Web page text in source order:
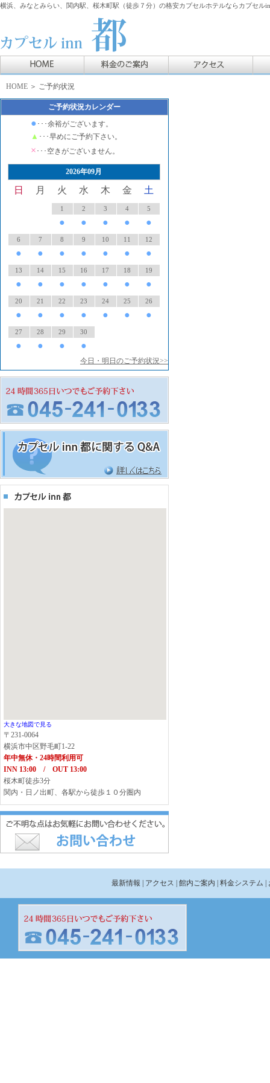
横浜、みなとみらい、関内駅、桜木町駅（徒歩７分）の格安カプセルホテルならカプセル
HOME ＞ ご予約状況
ご予約状況カレンダー
● ･･･余裕がございます。
▲ ･･･早めにご予約下さい。
× ･･･空きがございません。
2026年09月
日 月 火 水 木 金 土
1
●
2
●
3
●
4
●
5
●
6
●
7
●
8
●
9
●
10
●
11
●
12
●
13
●
14
●
15
●
16
●
17
●
18
●
19
●
20
●
21
●
22
●
23
●
24
●
25
●
26
●
27
●
28
●
29
●
30
●
今日・明日のご予約状況>>
大きな地図で見る
〒231-0064
横浜市中区野毛町1-22
年中無休・24時間利用可
INN 13:00 / OUT 13:00
桜木町徒歩3分
関内・日ノ出町、各駅から徒歩１０分圏内
最新情報 | アクセス | 館内ご案内 | 料金システム